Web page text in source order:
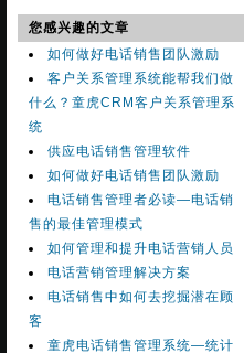
您感兴趣的文章
如何做好电话销售团队激励
客户关系管理系统能帮我们做
什么？童虎CRM客户关系管理系
统
供应电话销售管理软件
如何做好电话销售团队激励
电话销售管理者必读—电话销
售的最佳管理模式
如何管理和提升电话营销人员
电话营销管理解决方案
电话销售中如何去挖掘潜在顾
客
童虎电话销售管理系统—统计